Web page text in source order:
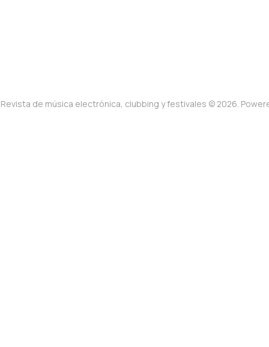
de música electrónica, clubbing y festivales © 2026.